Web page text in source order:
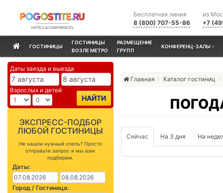
из
+7
Бесплатная линия
8 (800) 707-55-86
ГОСТИНИЦЫ
ГОСТИНИЦЫ
ВОЗЛЕ МЕТРО
РАЗМЕЩЕНИЕ
ГРУПП
КОНФЕРЕНЦ-ЗАЛЫ
Даты заезда и выезда
Взрослых и детей
НАЙТИ
ЭКСПРЕСС-ПОДБОР
ЛЮБОЙ ГОСТИНИЦЫ
Не нашли нужный отель? Просто
отправьте запрос и мы вам
подберем.
Даты:
Город / Гостиница:
Главная Каталог гостиниц
Сейчас На 3 дня На